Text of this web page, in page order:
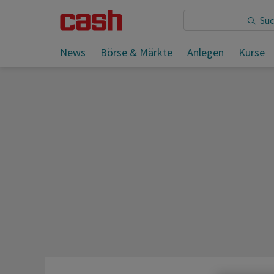
News Börse & Märkte Anlegen Kurse
Sie lesen: